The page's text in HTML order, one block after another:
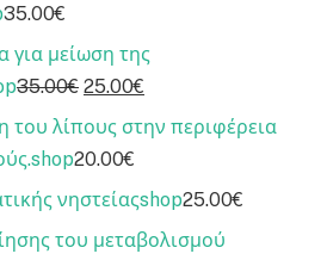
35.00€
για μείωση της
35.00€ 25.00€
του λίπους στην περιφέρεια
shop20.00€
νηστείαςshop25.00€
του μεταβολισμού